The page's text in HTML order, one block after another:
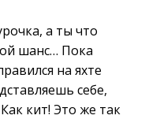
а ты что
шанс… Пока
на яхте
себе,
кит! Это же так